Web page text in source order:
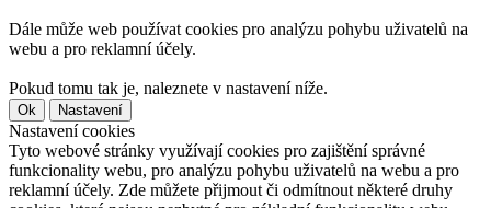
Dále může web používat cookies pro analýzu pohybu uživatelů na
webu a pro reklamní účely.
Pokud tomu tak je, naleznete v nastavení níže.
Ok Nastavení
Nastavení cookies
Tyto webové stránky využívají cookies pro zajištění správné
funkcionality webu, pro analýzu pohybu uživatelů na webu a pro
reklamní účely. Zde můžete přijmout či odmítnout některé druhy